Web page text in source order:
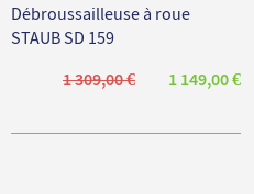
Débroussailleuse à roue
STAUB SD 159
1 309,00 €
1 149,00 €